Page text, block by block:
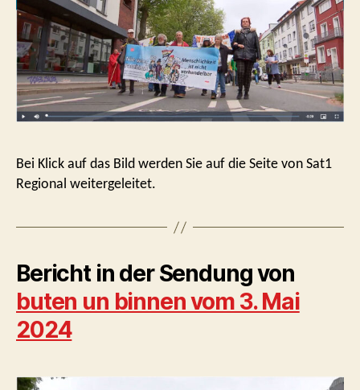
Bei Klick auf das Bild werden Sie auf die Seite von Sat1
Regional weitergeleitet.
Bericht in der Sendung von
buten un binnen vom 3. Mai
2024